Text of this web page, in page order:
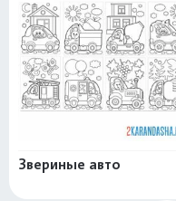
Звериные авто